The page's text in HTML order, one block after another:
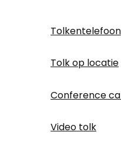
Tolkentelefoon
Tolk op locatie
Conference
Video tolk